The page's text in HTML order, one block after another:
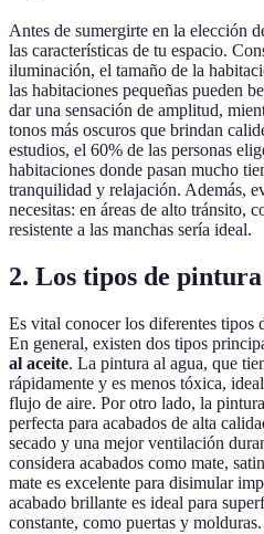
Antes de sumergirte en la elección
las características de tu espacio.
iluminación, el tamaño de la
las habitaciones pequeñas pueden
dar una sensación de amplitud,
tonos más oscuros que brindan
estudios, el 60% de las personas
habitaciones donde pasan mucho
tranquilidad y relajación. Además,
necesitas: en áreas de alto tránsito,
resistente a las manchas sería ideal.
2. Los tipos de
Es vital conocer los diferentes tipos
En general, existen dos tipos
al aceite. La pintura al agua, que
rápidamente y es menos tóxica,
flujo de aire. Por otro lado, la
perfecta para acabados de alta
secado y una mejor ventilación
considera acabados como mate,
mate es excelente para disimular
acabado brillante es ideal para
constante, como puertas y molduras.